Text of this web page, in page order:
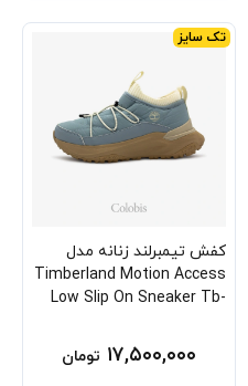
تک سایز
کفش تیمبرلند زنانه مدل
Timberland Motion Access
Low Slip On Sneaker Tb-
۱۷,۵۰۰,۰۰۰ تومان